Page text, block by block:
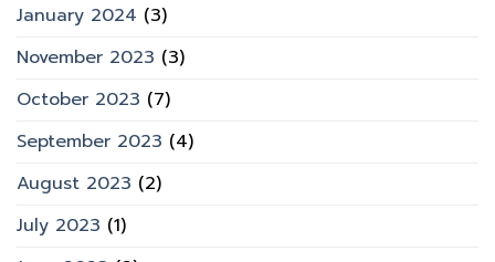
January 2024 (3)
November 2023 (3)
October 2023 (7)
September 2023 (4)
August 2023 (2)
July 2023 (1)